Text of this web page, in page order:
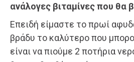
ανάλογες βιταμίνες που θα
Επειδή είμαστε το πρωί
βράδυ το καλύτερο που
είναι να πιούμε 2 ποτήρια